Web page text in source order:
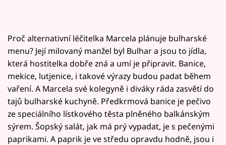
Proč alternativní léčitelka Marcela plánuje bulharské
menu? Její milovaný manžel byl Bulhar a jsou to jídla,
která hostitelka dobře zná a umí je připravit. Banice,
mekice, lutjenice, i takové výrazy budou padat během
vaření. A Marcela své kolegyně i diváky ráda zasvětí do
tajů bulharské kuchyně. Předkrmová banice je pečivo
ze speciálního lístkového těsta plněného balkánským
sýrem. Šopský salát, jak má prý vypadat, je s pečenými
paprikami. A paprik je ve středu opravdu hodně, jsou i